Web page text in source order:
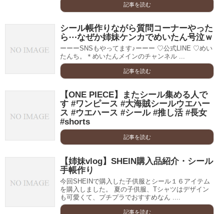
記事を読む
シール帳作りながら質問コーナーやった
ら⋯なぜか姉妹ケンカでめいたん号泣ｗ
ーーーSNSもやってます♪ーーー ♡公式LINE ♡めい
たんち。＊めいたんメインのチャンネル ...
記事を読む
【ONE PIECE】またシール集める人で
す #ワンピース #大海賊シールウエハー
ス #ウエハース #シール #推し活 #長女
#shorts
記事を読む
【姉妹vlog】SHEIN購入品紹介・シール
手帳作り
今回SHEINで購入した子供服とシール１６アイテム
を購入しました。 夏の子供服、Tシャツはデザイン
も可愛くて、プチプラでおすすめなん ....
記事を読む